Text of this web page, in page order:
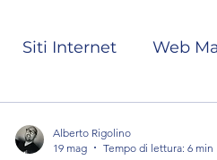
Siti Internet Web
Alberto Rigolino
19 mag
Tempo di lettura: 6 min